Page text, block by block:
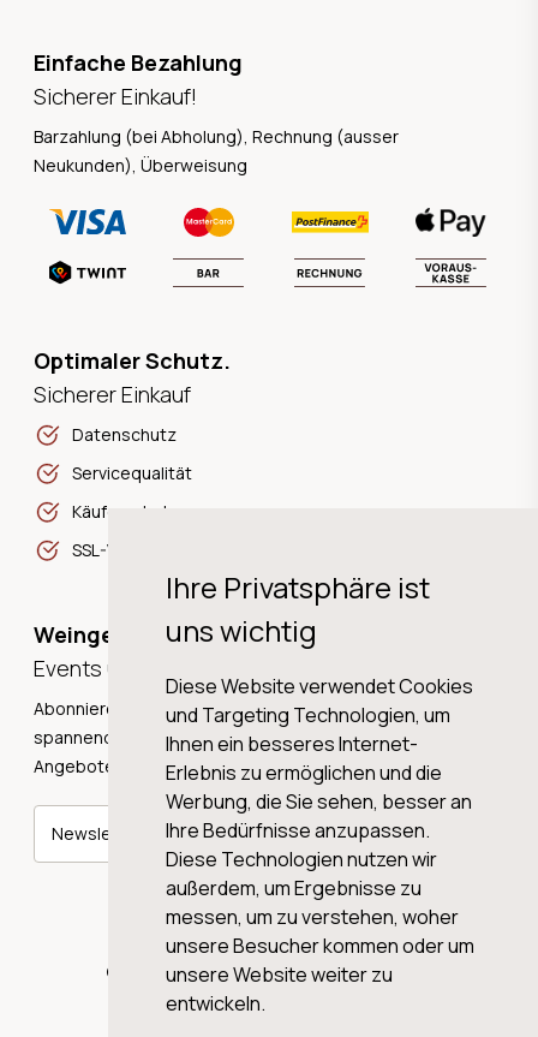
Ihre Privatsphäre ist
uns wichtig
Diese Website verwendet Cookies
und Targeting Technologien, um
Ihnen ein besseres Internet-
Erlebnis zu ermöglichen und die
Werbung, die Sie sehen, besser an
Ihre Bedürfnisse anzupassen.
Diese Technologien nutzen wir
außerdem, um Ergebnisse zu
messen, um zu verstehen, woher
unsere Besucher kommen oder um
unsere Website weiter zu
entwickeln.
Einfache Bezahlung
Sicherer Einkauf!
Barzahlung (bei Abholung), Rechnung (ausser
Neukunden), Überweisung
Optimaler Schutz.
Sicherer Einkauf
Datenschutz
Servicequalität
Käuferschutz
SSL-Verschlüsselung
Weingeschichten,
Events und Neuigkeiten!
Abonnieren Sie unseren Newsletter und erhalten Sie
spannende Weingeschichten, Neuigkeiten und tolle
Angebote direkt in Ihre Mailbox.
Newsletter abonnieren
© 2026 WINE AG VALENTIN & VON SALIS